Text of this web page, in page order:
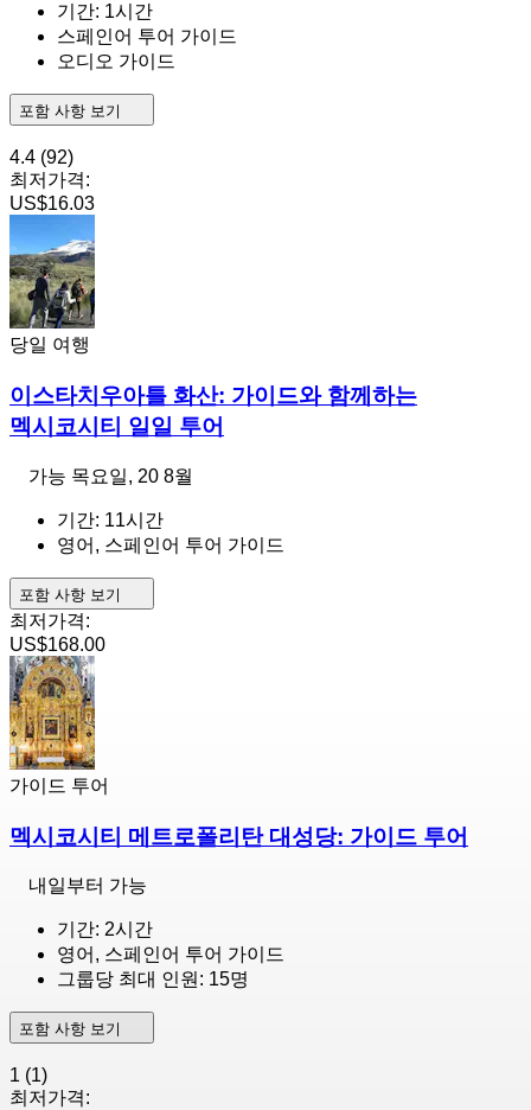
기간: 1시간
스페인어 투어 가이드
오디오 가이드
포함 사항 보기
4.4 (92)
최저가격:
US$16.03
당일 여행
이스타치우아틀 화산: 가이드와 함께하는
멕시코시티 일일 투어
가능 목요일, 20 8월
기간: 11시간
영어, 스페인어 투어 가이드
포함 사항 보기
최저가격:
US$168.00
가이드 투어
멕시코시티 메트로폴리탄 대성당: 가이드 투어
내일부터 가능
기간: 2시간
영어, 스페인어 투어 가이드
그룹당 최대 인원: 15명
포함 사항 보기
1 (1)
최저가격: